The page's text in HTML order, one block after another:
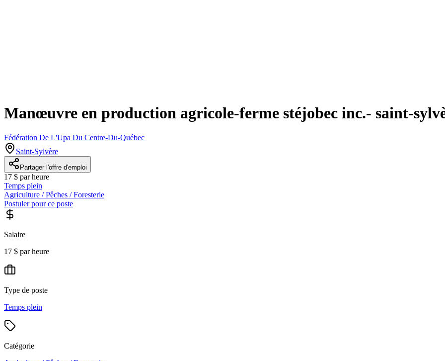
Manœuvre en production agricole-ferme stéjobec inc.- saint-
Fédération De L'Upa Du Centre-Du-Québec
Saint-Sylvère
Partager l'offre d'emploi
17 $ par heure
Temps plein
Agriculture / Pêches / Foresterie
Postuler pour ce poste
Salaire
17 $ par heure
Type de poste
Temps plein
Catégorie